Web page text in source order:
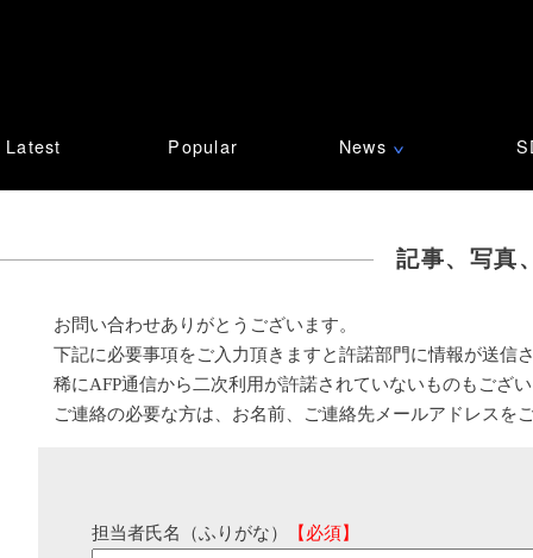
Latest Popular News ∨
記事、写真
お問い合わせありがとうございます。
下記に必要事項をご入力頂きますと許諾部門に情報が送信
稀にAFP通信から二次利用が許諾されていないものもござ
ご連絡の必要な方は、お名前、ご連絡先メールアドレスを
担当者氏名（ふりがな） 【必須】